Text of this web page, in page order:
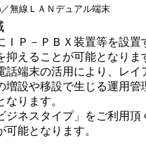
／無線ＬＡＮデュアル端末
ＩＰ－ＰＢＸ装置等を設置
抑えることが可能となりま
話端末の活用により、レイ
増設や移設で生じる運用管
なります。
ジネスタイプ」をご利用
可能となります。